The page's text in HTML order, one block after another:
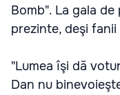
Bomb". La gala
prezinte, deşi
"Lumea îşi dă
Dan nu